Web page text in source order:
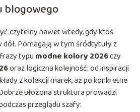
czytelny nawet wtedy, gdy ktoś
Pomagają w tym śródtytuły z
typumodne kolory 2026czy
oraz logiczna kolejność: od inspiracji
z kolekcji marek, aż po konkretne
ułożona struktura prowadzi
przeglądu szafy: